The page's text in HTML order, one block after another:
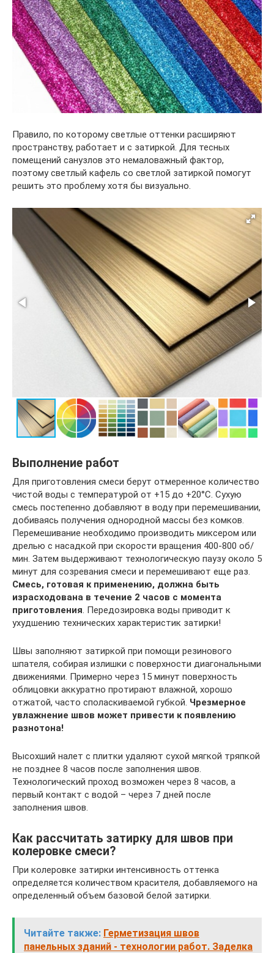
Правило, по которому светлые оттенки расширяют
пространству, работает и с затиркой. Для тесных
помещений санузлов это немаловажный фактор,
поэтому светлый кафель со светлой затиркой помогут
решить это проблему хотя бы визуально.
Выполнение работ
Для приготовления смеси берут отмеренное количество
чистой воды с температурой от +15 до +20°C. Сухую
смесь постепенно добавляют в воду при перемешивании,
добиваясь получения однородной массы без комков.
Перемешивание необходимо производить миксером или
дрелью с насадкой при скорости вращения 400-800 об/
мин. Затем выдерживают технологическую паузу около 5
минут для созревания смеси и перемешивают еще раз.
Смесь, готовая к применению, должна быть
израсходована в течение 2 часов с момента
приготовления. Передозировка воды приводит к
ухудшению технических характеристик затирки!
Швы заполняют затиркой при помощи резинового
шпателя, собирая излишки с поверхности диагональными
движениями. Примерно через 15 минут поверхность
облицовки аккуратно протирают влажной, хорошо
отжатой, часто споласкиваемой губкой. Чрезмерное
увлажнение швов может привести к появлению
разнотона!
Высохший налет с плитки удаляют сухой мягкой тряпкой
не позднее 8 часов после заполнения швов.
Технологический проход возможен через 8 часов, а
первый контакт с водой – через 7 дней после
заполнения швов.
Как рассчитать затирку для швов при
колеровке смеси?
При колеровке затирки интенсивность оттенка
определяется количеством красителя, добавляемого на
определенный объем базовой белой затирки.
Читайте также: Герметизация швов
панельных зданий - технологии работ. Заделка